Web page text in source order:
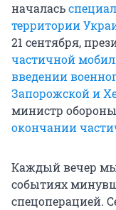
началась
территории
21 сентября,
частичной
введении
Запорожской и
министр
окончании
Каждый вечер
событиях
спецоперацией.